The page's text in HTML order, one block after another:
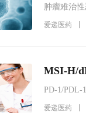
肿瘤难治
阶段分解
爱递医药
MSI-H/
PD-1/PDL-
免疫治疗
爱递医药